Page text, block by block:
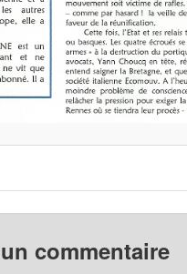
commentaire